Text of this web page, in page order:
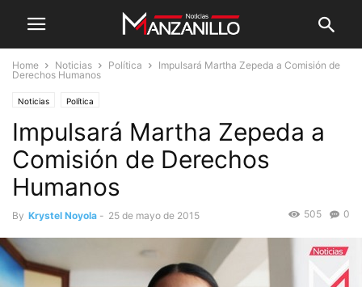
Home Noticias Política
Impulsará Martha Zepeda a Comisión de
Derechos Humanos
Noticias Política
Impulsará Martha Zepeda a
Comisión de Derechos
Humanos
By Krystel Noyola - 25 de mayo de 2015 0
505